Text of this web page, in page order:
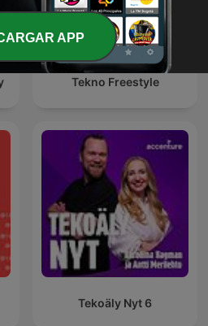
Tekno Freestyle
Tekoäly Nyt 6
APP